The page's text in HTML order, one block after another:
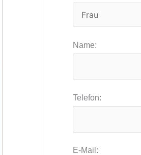
Name:
Telefon:
E-Mail: